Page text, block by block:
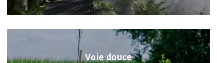
Voie douce